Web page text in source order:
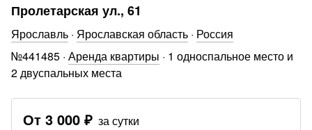
Пролетарская ул., 61
Ярославль · Ярославская область · Россия
№441485 · Аренда квартиры · 1 односпальное место и
2 двуспальных места
От 3 000 ₽ за сутки